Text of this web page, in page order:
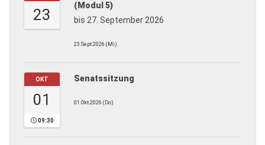
23
(Modul 5)
bis 27. September 2026
23.Sept.2026 (Mi)
OKT
01
09:30
Senatssitzung
01.Okt.2026 (Do)